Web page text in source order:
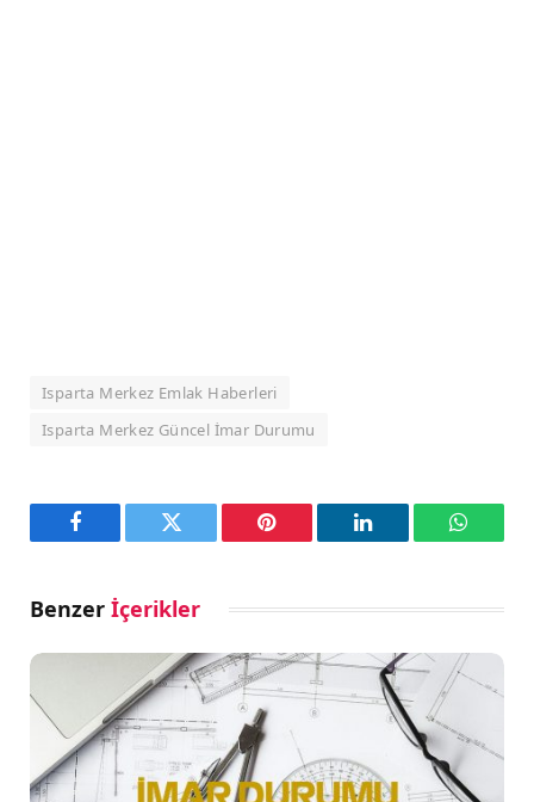
Isparta Merkez Emlak Haberleri
Isparta Merkez Güncel İmar Durumu
Facebook Twitter Pinterest LinkedIn
Benzer İçerikler